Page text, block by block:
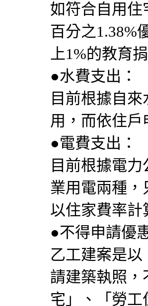
如符合自用
百分之1.38%
上1%的教育
●水費支出：
目前根據自
用，而依住
●電費支出：
目前根據電
業用電兩種
以住家費率計
●不得申請優
乙工建案是
請建築執照
宅」、「勞